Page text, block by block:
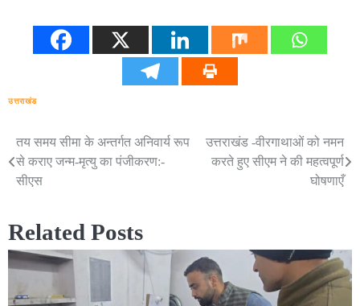
उत्तराखंड
Post
navigation
तय समय सीमा के अन्तर्गत अनिवार्य रूप
से कराए जन्म-मृत्यु का पंजीकरण:-
सीएस
उत्तराखंड -वीरगाथाओं को नमन
करते हुए सीएम ने की महत्वपूर्ण
घोषणाएँ
Related Posts